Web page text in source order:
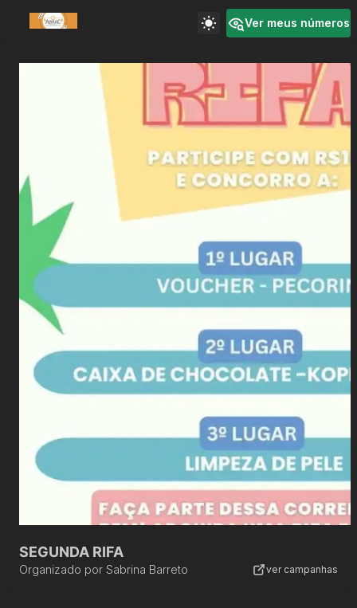
Ver meus números
SEGUNDA RIFA
Organizado por Sabrina Barreto ver campanhas